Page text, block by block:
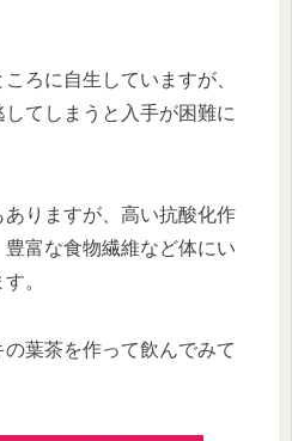
ろに自生していますが、
てしまうと入手が困難に
りますが、高い抗酸化作
富な食物繊維など体にい
。
葉茶を作って飲んでみて